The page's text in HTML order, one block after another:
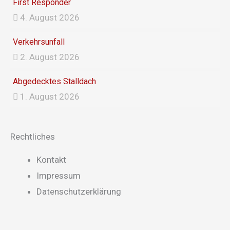
First Responder
4. August 2026
Verkehrsunfall
2. August 2026
Abgedecktes Stalldach
1. August 2026
Rechtliches
Main
Menu
Kontakt
Impressum
Datenschutzerklärung